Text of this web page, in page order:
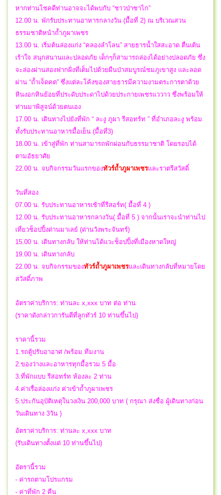
หากท่านโชคดีท่านอาจจะได้พบกับ “ชาวป่าซาไก”
12.00 น. พักรับประทานอาหารกลางวัน (มื้อที่ 2) ณ บริเวณสวน
ธรรมชาติหน้าถ้ำภูผาเพชร
13.00 น. เริ่มต้นล่องแก่ง “คลองลำโลน” สายธารน้ำใสสะอาด ตื่นเต้น
เร้าใจ สนุกสนานและปลอดภัย เด็กๆก็สามารถล่องได้อย่างปลอดภัย ซึ่ง
จะล่องผ่านสองฟากฝั่งที่เต็มไปด้วยผืนป่าสมบูรณ์ชมภูเขาสูง และลอด
ผ่าน “ถ้ำเจ็ดคต” ซึ่งแต่ละโค้งของสายธารมีความงามตระการตาด้วย
หินงอกหินย้อยที่ประดับประดาไปด้วยประกายเพชรแววาว ซึ่งพร้อมให้
ท่านมาพิสูจน์ด้วยตนเอง
17.00 น. เดินทางไปยังที่พัก “ ละงู ภูผา รีสอทร์ท ” ที่อำเภอละงู พร้อม
ทั้งรับประทานอาหารมื้อเย็น (มื้อที่3)
18.00 น. เข้าสู่ที่พัก ท่านสามารถพักผ่อนกับธรรมาชาติ โดยรอบได้
ตามอัธยาศัย
22.00 น. จบกิจกรรมวันแรกของทัวร์ถ้ำภูผาเพชรและราตรีสวัสดิ์
วันที่สอง
07.00 น. รับประทานอาหารเช้าที่รีสอร์ท( มื้อที่ 4 )
12.00 น. รับประทานอาหารกลางวัน( มื้อที่ 5 ) จากนั้นเราจะนำท่านไป
เที่ยวช็อปปิ้งด่านมาเลย์ (ด่านวังพระจันทร์)
15.00 น. เดินทางกลับ ให้ท่านได้แวะช็อปปิ้งที่เมืองหาดใหญ่
19.00 น. เดินทางกลับ
22.00 น. จบกิจกรรมของทัวร์ถ้ำภูผาเพชรและเดินทางกลับที่หมายโดย
สวัสดิ์ภาพ
อัตราค่าบริการ: ท่านละ x,xxx บาท ต่อ ท่าน
(ราคาดังกล่าวการันตีที่ลูกทัวร์ 10 ท่านขึ้นไป)
ราคานี้รวม
1.รถตู้ปรับอาอาศ /พร้อม ทีมงาน
2.ของว่างและอาหารทุกมื้อรวม 5 มื้อ
3.ที่พักแบบ รีสอทร์ท ห้องละ 2 ท่าน
4.ค่าเรื่อล่องแก่ง ค่าเข้าถ้ำภูผาเพชร
5.ประกันอุบัติเหตุในวงเงิน 200,000 บาท ( กรุณา ส่งชื่อ ผู้เดินทางก่อน
วันเดินทาง 3วัน )
อัตราค่าบริการ: ท่านละ x,xxx บาท
(รับเดินทางตั้งแต่ 10 ท่านขึ้นไป)
อัตรานี้รวม
- ค่ารถตามโปรแกรม
- ค่าที่พัก 2 คืน